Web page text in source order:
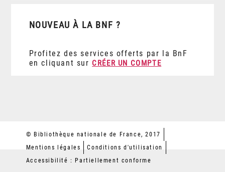
NOUVEAU À LA BNF ?
Profitez des services offerts par la BnF
en cliquant sur CRÉER UN COMPTE
© Bibliothèque nationale de France, 2017
Mentions légales
Conditions d'utilisation
Accessibilité : Partiellement conforme